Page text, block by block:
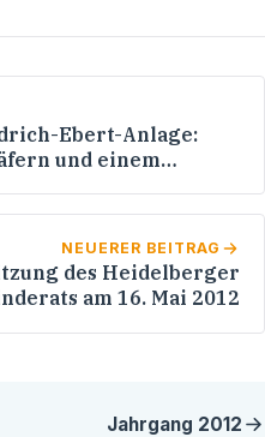
Ebert-Anlage:
und einem
NEUERER BEITRAG
des Heidelberger
am 16. Mai 2012
Jahrgang 2012